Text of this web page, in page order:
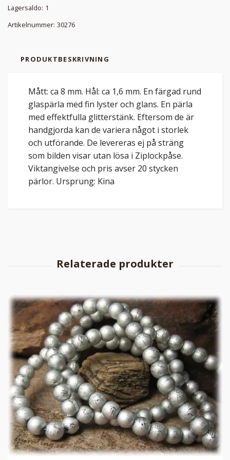
Lagersaldo: 1
Artikelnummer: 30276
PRODUKTBESKRIVNING
Mått: ca 8 mm. Hål: ca 1,6 mm. En färgad rund
glaspärla med fin lyster och glans. En pärla
med effektfulla glitterstänk. Eftersom de är
handgjorda kan de variera något i storlek
och utförande. De levereras ej på sträng
som bilden visar utan lösa i Ziplockpåse.
Viktangivelse och pris avser 20 stycken
pärlor. Ursprung: Kina